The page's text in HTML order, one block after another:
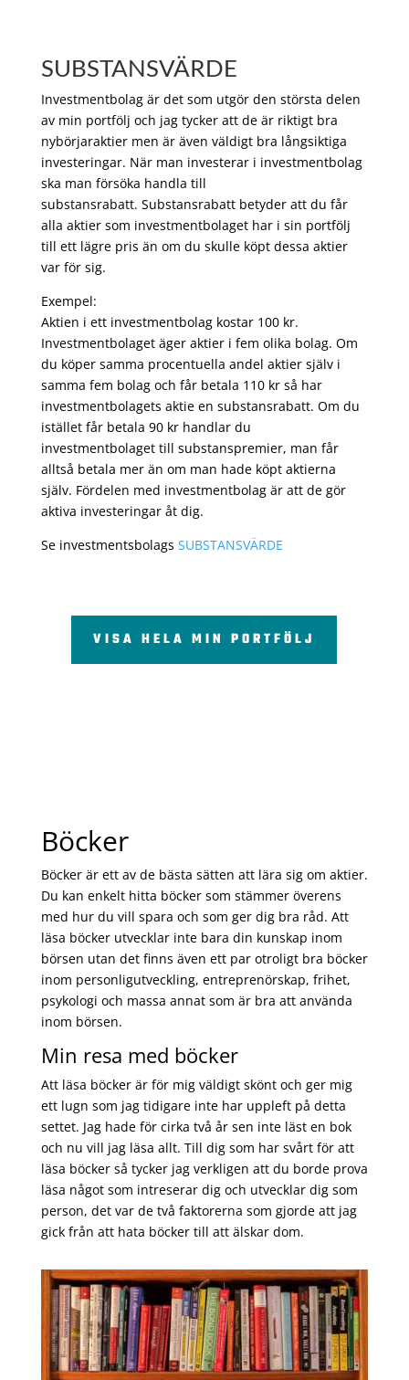
SUBSTANSVÄRDE
Investmentbolag är det som utgör den största delen
av min portfölj och jag tycker att de är riktigt bra
nybörjaraktier men är även väldigt bra långsiktiga
investeringar. När man investerar i investmentbolag
ska man försöka handla till
substansrabatt. Substansrabatt betyder att du får
alla aktier som investmentbolaget har i sin portfölj
till ett lägre pris än om du skulle köpt dessa aktier
var för sig.
Exempel:
Aktien i ett investmentbolag kostar 100 kr.
Investmentbolaget äger aktier i fem olika bolag. Om
du köper samma procentuella andel aktier själv i
samma fem bolag och får betala 110 kr så har
investmentbolagets aktie en substansrabatt. Om du
istället får betala 90 kr handlar du
investmentbolaget till substanspremier, man får
alltså betala mer än om man hade köpt aktierna
själv. Fördelen med investmentbolag är att de gör
aktiva investeringar åt dig.
Se investmentsbolags SUBSTANSVÄRDE
VISA HELA MIN PORTFÖLJ
Böcker
Böcker är ett av de bästa sätten att lära sig om aktier.
Du kan enkelt hitta böcker som stämmer överens
med hur du vill spara och som ger dig bra råd. Att
läsa böcker utvecklar inte bara din kunskap inom
börsen utan det finns även ett par otroligt bra böcker
inom personligutveckling, entreprenörskap, frihet,
psykologi och massa annat som är bra att använda
inom börsen.
Min resa med böcker
Att läsa böcker är för mig väldigt skönt och ger mig
ett lugn som jag tidigare inte har uppleft på detta
settet. Jag hade för cirka två år sen inte läst en bok
och nu vill jag läsa allt. Till dig som har svårt för att
läsa böcker så tycker jag verkligen att du borde prova
läsa något som intreserar dig och utvecklar dig som
person, det var de två faktorerna som gjorde att jag
gick från att hata böcker till att älskar dom.